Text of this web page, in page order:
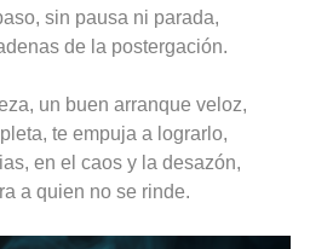
sin pausa ni parada,
de la postergación.
un buen arranque veloz,
te empuja a lograrlo,
en el caos y la desazón,
a quien no se rinde.